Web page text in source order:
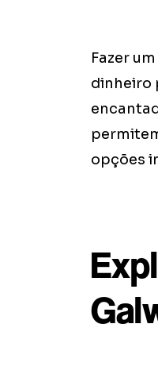
Fazer um
dinheiro
opções